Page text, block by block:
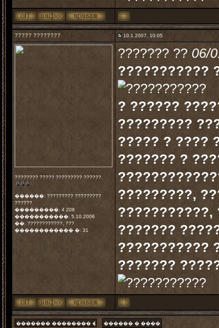
????? ???????? 10.1.2007, 10:05
???????? ????? ????????? ??????.
������: ????????? ?????????
??????
���������: 4 208
�����������: 5.10.2006
��: ????????????, ???
������������ �: 31
??????? ?? 06/
???????????
? ??????
?????????
????? ? ????
??????? ?
?????????,
???????????,
???????
???????????
???????